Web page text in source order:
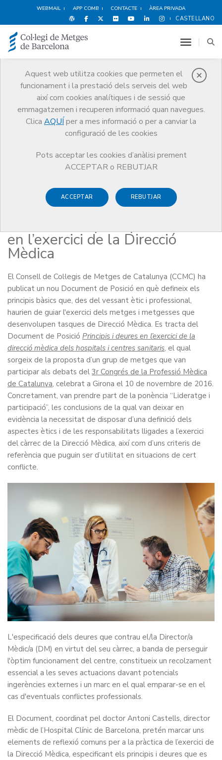
WEBMAIL APP COMB CONTACTE ÀREA PRIVADA
CASTELLANO
Aquest web utilitza cookies que permeten el
funcionament i la prestació dels serveis del web
així com cookies analítiques i de sessió que
emmagatzemen i recuperen informació quan navegues.
Clica AQUÍ per a mes informació o per a canviar la
configuració de les cookies
Pots acceptar les cookies d’anàlisi prement
ACCEPTAR o REBUTJAR
ACCEPTAR REBUTJAR
toggle
Notícies
Comunicació
Notícies
Nou Document de Posició del CCMC sobre principis i deures en
l’exercici de la Direcció Mèdica
7 DE GENER DE 2019
Nou Document de Posició del
CCMC sobre principis i deures
en l’exercici de la Direcció
Mèdica
El Consell de Col·legis de Metges de Catalunya (CCMC) ha
publicat un nou Document de Posició en què defineix els
principis bàsics que, des del vessant ètic i professional,
haurien de guiar l'exercici dels metges i metgesses que
desenvolupen tasques de Direcció Mèdica. Es tracta del
Document de Posició Principis i deures en l’exercici de la
direcció mèdica dels hospitals i centres sanitaris, el qual
sorgeix de la proposta d’un grup de metges que van
participar als debats del 3r Congrés de la Professió Mèdica
de Catalunya, celebrat a Girona el 10 de novembre de 2016.
Concretament, van prendre part de la ponència “Lideratge i
participació”, les conclusions de la qual van deixar en
evidència la necessitat de disposar d’una definició dels
aspectes ètics i de les responsabilitats lligades a l’exercici
del càrrec de la Direcció Mèdica, així com d’uns criteris de
referència que puguin ser d’utilitat en situacions de cert
conflicte.
L'especificació dels deures que contrau el/la Director/a
Mèdic/a (DM) en virtut del seu càrrec, a banda de perseguir
l'òptim funcionament del centre, constitueix un recolzament
essencial a les seves actuacions davant potencials
ingerències externes i un marc en el qual emparar-se en el
cas d'eventuals conflictes professionals.
El Document, coordinat pel doctor Antoni Castells, director
mèdic de l’Hospital Clínic de Barcelona, pretén marcar uns
elements de reflexió comuns per a la pràctica de l’exercici de
la Direcció Mèdica, especificant els principis i deures que es